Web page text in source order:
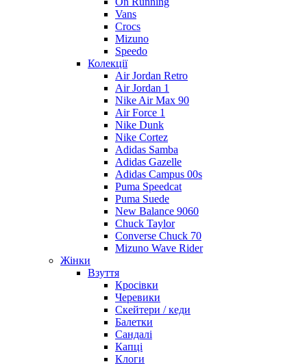
Vans
Crocs
Mizuno
Speedo
Колекції
Air Jordan Retro
Air Jordan 1
Nike Air Max 90
Air Force 1
Nike Dunk
Nike Cortez
Adidas Samba
Adidas Gazelle
Adidas Campus 00s
Puma Speedcat
Puma Suede
New Balance 9060
Chuck Taylor
Converse Chuck 70
Mizuno Wave Rider
Жінки
Взуття
Кросівки
Черевики
Скейтери / кеди
Балетки
Сандалі
Капці
Клоги